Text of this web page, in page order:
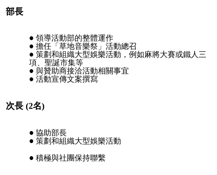
部長
領導活動部的整體運作
擔任「草地音樂祭」活動總召
策劃和組織大型娛樂活動，例如麻將大賽或鐵人三
項、聖誕市集等
與贊助商接洽活動相關事宜
活動宣傳文案撰寫
次長 (2名)
協助部長
策劃和組織大型娛樂活動
積極與社團保持聯繫